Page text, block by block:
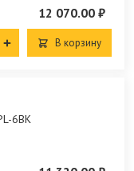
12 070.00 ₽
В корзину
6BK